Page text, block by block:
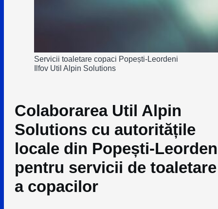
Servicii toaletare copaci Popești-Leordeni
Ilfov Util Alpin Solutions
Colaborarea Util Alpin
Solutions cu autoritățile
locale din Popești-
pentru servicii de toaletare
a copacilor